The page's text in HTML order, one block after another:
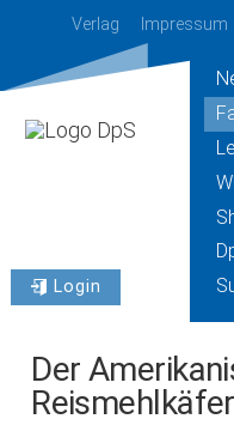
Verlag Impressum
Login
Der
Reismehlkäfer